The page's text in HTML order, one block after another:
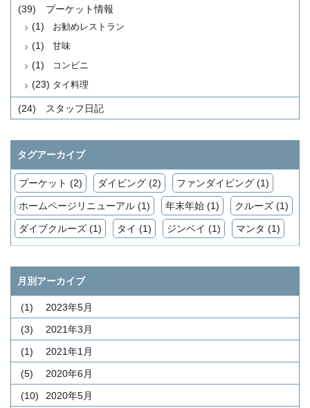
プーケット情報
(39)
お勧めレストラン
(1)
甘味
(1)
コンビニ
(1)
タイ料理
(23)
スタッフ日記
(24)
タグアーカイブ
プーケット (2) ダイビング (2) ファンダイビング (1)
ホームページリニューアル (1) 年末年始 (1) クルーズ (1)
ダイブクルーズ (1) タイ (1) ジンベイ (1) マンタ (1)
月別アーカイブ
2023年5月
(1)
2021年3月
(3)
2021年1月
(1)
2020年6月
(5)
2020年5月
(10)